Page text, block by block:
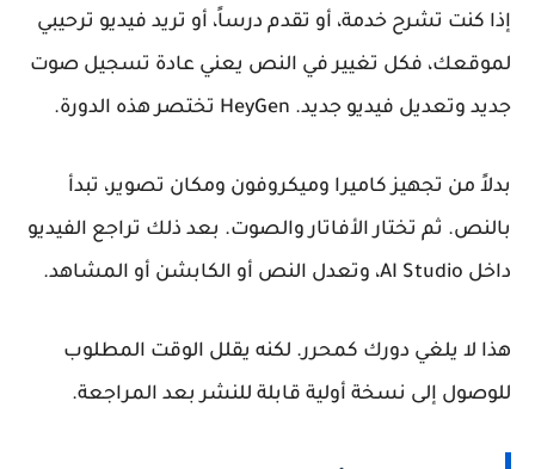
إذا كنت تشرح خدمة، أو تقدم درساً، أو تريد فيديو ترحيبي
لموقعك، فكل تغيير في النص يعني عادة تسجيل صوت
جديد وتعديل فيديو جديد. HeyGen تختصر هذه الدورة.
بدلاً من تجهيز كاميرا وميكروفون ومكان تصوير، تبدأ
بالنص. ثم تختار الأفاتار والصوت. بعد ذلك تراجع الفيديو
داخل AI Studio، وتعدل النص أو الكابشن أو المشاهد.
هذا لا يلغي دورك كمحرر. لكنه يقلل الوقت المطلوب
للوصول إلى نسخة أولية قابلة للنشر بعد المراجعة.